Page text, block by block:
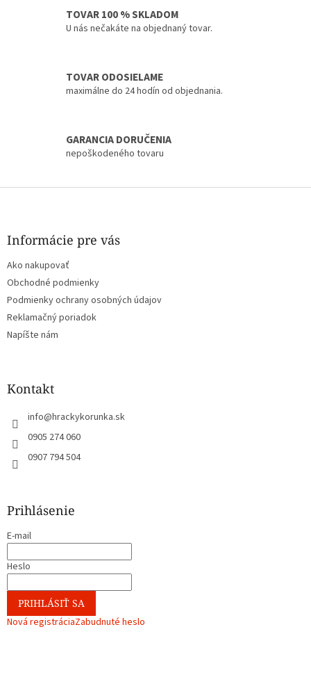
e
p
k
y
v
i
s
TOVAR 100 % SKLADOM
U nás nečakáte na objednaný tovar.
TOVAR ODOSIELAME
maximálne do 24 hodín od objednania.
GARANCIA DORUČENIA
nepoškodeného tovaru
Z
Informácie pre vás
Ako nakupovať
Obchodné podmienky
Podmienky ochrany osobných údajov
Reklamačný poriadok
Napíšte nám
Kontakt
info@hrackykorunka.sk
0905 274 060
0907 794 504
Prihlásenie
E-mail
Heslo
PRIHLÁSIŤ SA
Nová registráciaZabudnuté heslo